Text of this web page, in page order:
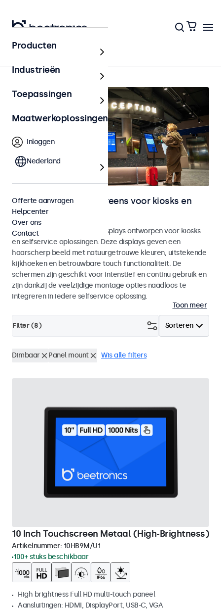
Home
Monitoren en touchscreens voor kiosks en
selfservice
Monitoren en touchscreen displays ontworpen voor kiosks
en selfservice oplossingen. Deze displays geven een
haarscherp beeld met natuurgetrouwe kleuren, uitstekende
kijkhoeken en betrouwbare touch functionaliteit. De
schermen zijn geschikt voor intenstief en continu gebruik en
zijn dankzij de veelzijdige montage opties naadloos te
integreren in iedere selfservice oplossing.
Toon meer
Sorteren
Filter (8)
Dimbaar Panel mount Wis alle filters
10 Inch Touchscreen Metaal (High-Brightness)
Artikelnummer: 10HB9M/U1
100+ stuks beschikbaar
High brightness Full HD multi-touch paneel
Aansluitingen: HDMI, DisplayPort, USB-C, VGA
Producten
Industrieën
Toepassingen
Maatwerkoplossingen
Inloggen
Nederland
Offerte aanvragen
Helpcenter
Over ons
Contact